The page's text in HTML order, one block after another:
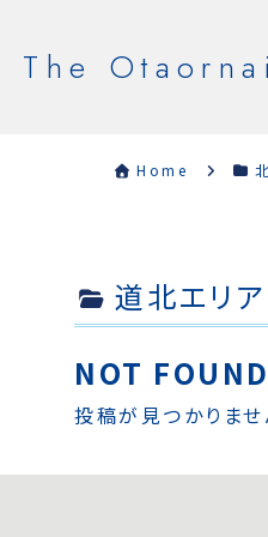
The
Home
道北エリア
NOT FOUND
投稿が見つかりませ